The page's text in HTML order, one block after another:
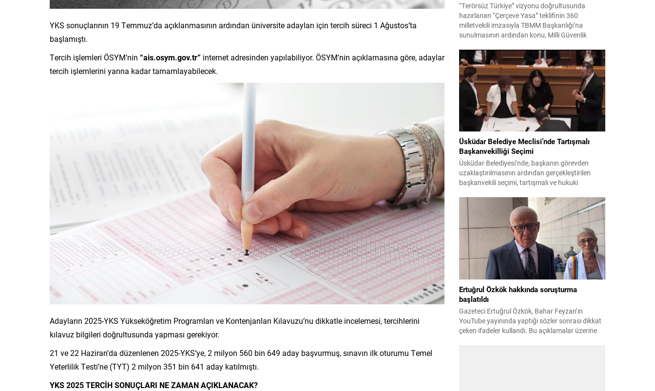
YKS sonuçlarının 19 Temmuz’da açıklanmasının ardından üniversite adayları için tercih süreci 1 Ağustos’ta
başlamıştı.
Tercih işlemleri ÖSYM’nin “ais.osym.gov.tr” internet adresinden yapılabiliyor. ÖSYM’nin açıklamasına göre, adaylar
tercih işlemlerini yarına kadar tamamlayabilecek.
Adayların 2025-YKS Yükseköğretim Programları ve Kontenjanları Kılavuzu’nu dikkatle incelemesi, tercihlerini
kılavuz bilgileri doğrultusunda yapması gerekiyor.
21 ve 22 Haziran’da düzenlenen 2025-YKS’ye, 2 milyon 560 bin 649 aday başvurmuş, sınavın ilk oturumu Temel
Yeterlilik Testi’ne (TYT) 2 milyon 351 bin 641 aday katılmıştı.
YKS 2025 TERCİH SONUÇLARI NE ZAMAN AÇIKLANACAK?
“Terörsüz Türkiye” vizyonu doğrultusunda
hazırlanan “Çerçeve Yasa” teklifinin 360
milletvekili imzasıyla TBMM Başkanlığı’na
sunulmasının ardından konu, Milli Güvenlik
Toplantı sonrası yayımlanan sekiz maddelik
bildiri, ülke güvenliği ve bölgesel gelişmelere dair
değerlendirmeleri içermektedir. Yaklaşık 2 saat
15 dakika süren oturumun sonuç metninde;
terörle mücadele, bölgesel istikrar,...
Üsküdar Belediye Meclisi’nde Tartışmalı
Başkanvekilliği Seçimi
Üsküdar Belediyesi’nde, başkanın görevden
uzaklaştırılmasının ardından gerçekleştirilen
başkanvekili seçimi, tartışmalı ve hukuki
geldi. Yapılan oylamada usul ve gizlilikle ilgili
ciddi iddialar ortaya atıldı; bazı oyların geçersiz
sayılması ve meclis içindeki yönlendirmeler
kamuoyunda tepkilere yol açtı. Seçim sürecinde
yaşanan gelişmeler, parti grupları arasındaki
gerilimi artırdı. CHP’nin...
Ertuğrul Özkök hakkında soruşturma
başlatıldı
Gazeteci Ertuğrul Özkök, Bahar Feyzan’ın
YouTube yayınında yaptığı sözler sonrası dikkat
çeken ifadeler kullandı. Bu açıklamalar üzerine